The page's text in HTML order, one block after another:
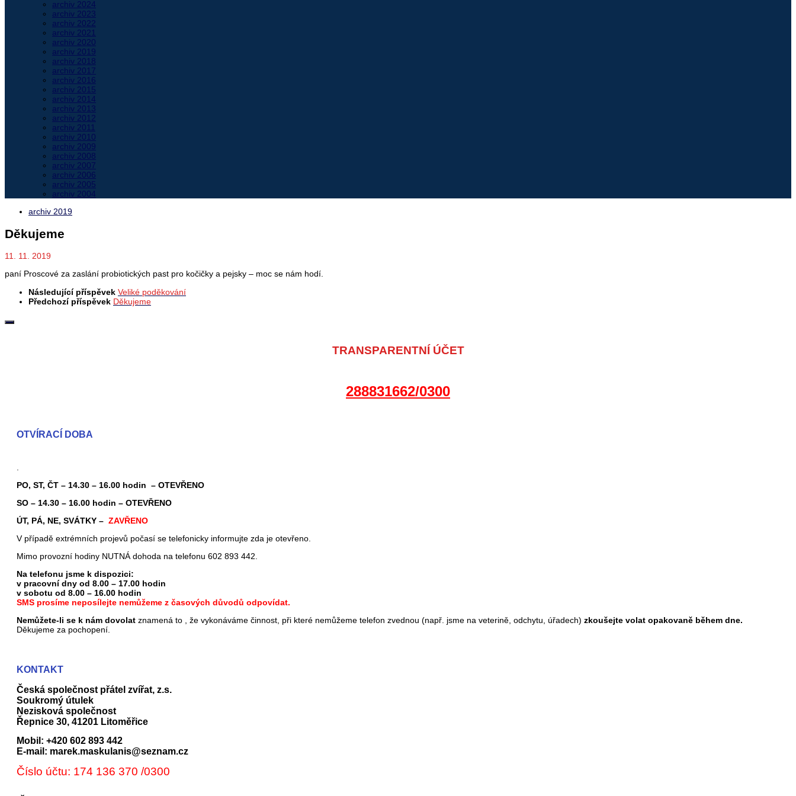
archiv 2024
archiv 2023
archiv 2022
archiv 2021
archiv 2020
archiv 2019
archiv 2018
archiv 2017
archiv 2016
archiv 2015
archiv 2014
archiv 2013
archiv 2012
archiv 2011
archiv 2010
archiv 2009
archiv 2008
archiv 2007
archiv 2006
archiv 2005
archiv 2004
archiv 2019
Děkujeme
11. 11. 2019
paní Proscové za zaslání probiotických past pro kočičky a pejsky – moc se nám hodí.
Následující příspěvek Veliké poděkování
Předchozí příspěvek Děkujeme
TRANSPARENTNÍ ÚČET
288831662/0300
OTVÍRACÍ DOBA
PO, ST, ČT – 14.30 – 16.00 hodin – OTEVŘENO
SO – 14.30 – 16.00 hodin – OTEVŘENO
ÚT, PÁ, NE, SVÁTKY – ZAVŘENO
V případě extrémních projevů počasí se telefonicky informujte zda je otevřeno.
Mimo provozní hodiny NUTNÁ dohoda na telefonu 602 893 442.
Na telefonu jsme k dispozici:
v pracovní dny od 8.00 – 17.00 hodin
v sobotu od 8.00 – 16.00 hodin
SMS prosíme neposílejte nemůžeme z časových důvodů odpovídat.
Nemůžete-li se k nám dovolat znamená to , že vykonáváme činnost, při které nemůžeme telefon zvednou (např. jsme na veterině, odchytu, úřadech) zkoušejte volat opakovaně během dne.
Děkujeme za pochopení.
KONTAKT
Česká společnost přátel zvířat, z.s.
Soukromý útulek
Nezisková společnost
Řepnice 30, 41201 Litoměřice
Mobil: +420 602 893 442
E-mail: marek.maskulanis@seznam.cz
Číslo účtu: 174 136 370 /0300